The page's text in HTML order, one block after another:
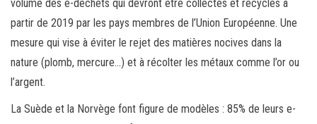
volume des e-déchets qui devront être collectés et recyclés à
partir de 2019 par les pays membres de l’Union Européenne. Une
mesure qui vise à éviter le rejet des matières nocives dans la
nature (plomb, mercure…) et à récolter les métaux comme l’or ou
l’argent.
La Suède et la Norvège font figure de modèles : 85% de leurs e-